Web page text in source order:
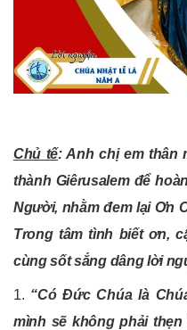
Chủ tế: Anh chị em thân
thành Giêrusalem để
Người, nhằm đem lại Ơn
Trong tâm tình biết ơn,
cùng sốt sắng dâng lời
1. “Có Đức Chúa là
mình sẽ không phải thẹn